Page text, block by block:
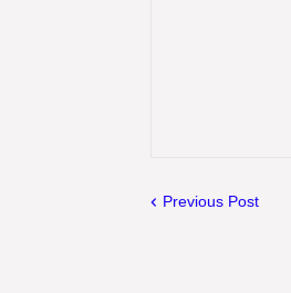
Previous Post